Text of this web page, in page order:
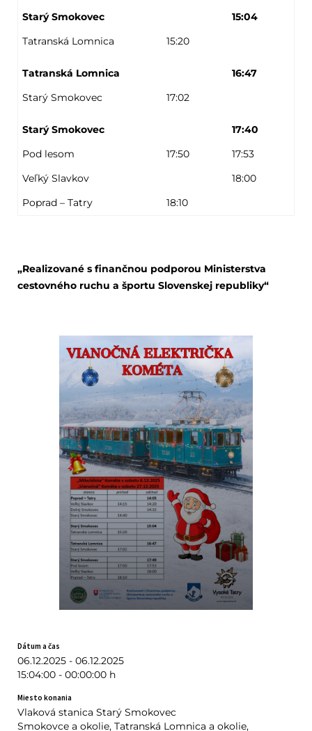
Starý Smokovec
15:04
Tatranská Lomnica
15:20
Tatranská Lomnica
16:47
Starý Smokovec
17:02
Starý Smokovec
17:40
Pod lesom
17:50
17:53
Veľký Slavkov
18:00
Poprad – Tatry
18:10
„Realizované s finančnou podporou Ministerstva
cestovného ruchu a športu Slovenskej republiky“
Dátum a čas
06.12.2025 - 06.12.2025
15:04:00 - 00:00:00 h
Miesto konania
Vlaková stanica Starý Smokovec
Smokovce a okolie, Tatranská Lomnica a okolie,